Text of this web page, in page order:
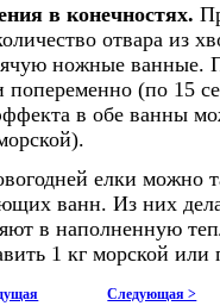
в конечностях.
отвара из
ножные ванные.
(по 15
в обе ванны
елки можно
ванн. Из них
в наполненную
1 кг морской
Следующая >